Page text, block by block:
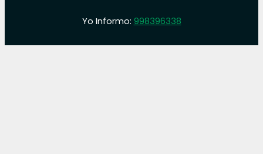
Yo Informo: 998396338